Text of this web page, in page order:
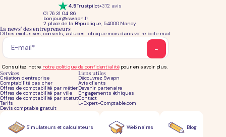
4,9Trustpilot+372 avis
01 76 31 04 86
bonjour@swapn.fr
2 place de la République, 54000 Nancy
Services
Création d'entreprise
Comptabilité pas cher
Offres de comptabilité par métier
Offres de comptabilité par ville
Offres de comptabilité par statut
Tarifs
Devis comptable gratuit
Liens utiles
Découvrez Swapn
Avis clients
Devenir partenaire
Engagements éthiques
Contact
L-Expert-Comptable.com
La news' des entrepreneurs
Offres exclusives, conseils, astuces : chaque mois dans votre boite mail
Consultez notre notre politique de confidentialitépour en savoir plus.
Simulateurs et calculateurs Blog
Webinaires